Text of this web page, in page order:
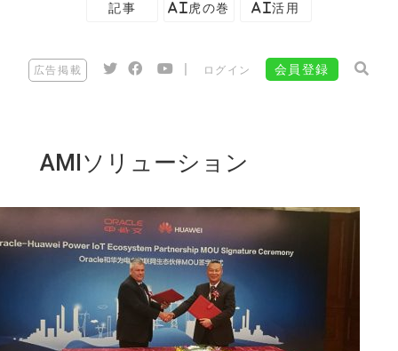
記事 AI虎の巻 AI活用
広告掲載 ログイン 会員登録
AMIソリューション